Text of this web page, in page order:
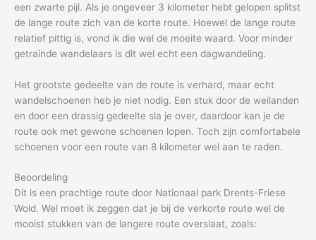
een zwarte pijl. Als je ongeveer 3 kilometer hebt gelopen splitst
de lange route zich van de korte route. Hoewel de lange route
relatief pittig is, vond ik die wel de moeite waard. Voor minder
getrainde wandelaars is dit wel echt een dagwandeling.
Het grootste gedeelte van de route is verhard, maar echt
wandelschoenen heb je niet nodig. Een stuk door de weilanden
en door een drassig gedeelte sla je over, daardoor kan je de
route ook met gewone schoenen lopen. Toch zijn comfortabele
schoenen voor een route van 8 kilometer wel aan te raden.
Beoordeling
Dit is een prachtige route door Nationaal park Drents-Friese
Wold. Wel moet ik zeggen dat je bij de verkorte route wel de
mooist stukken van de langere route overslaat, zoals: